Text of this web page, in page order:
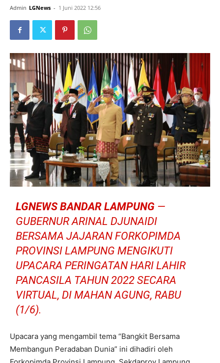
Admin LGNews - 1 Juni 2022 12:56
LGNEWS BANDAR LAMPUNG —
GUBERNUR ARINAL DJUNAIDI
BERSAMA JAJARAN FORKOPIMDA
PROVINSI LAMPUNG MENGIKUTI
UPACARA PERINGATAN HARI LAHIR
PANCASILA TAHUN 2022 SECARA
VIRTUAL, DI MAHAN AGUNG, RABU
(1/6).
Upacara yang mengambil tema “Bangkit Bersama
Membangun Peradaban Dunia” ini dihadiri oleh